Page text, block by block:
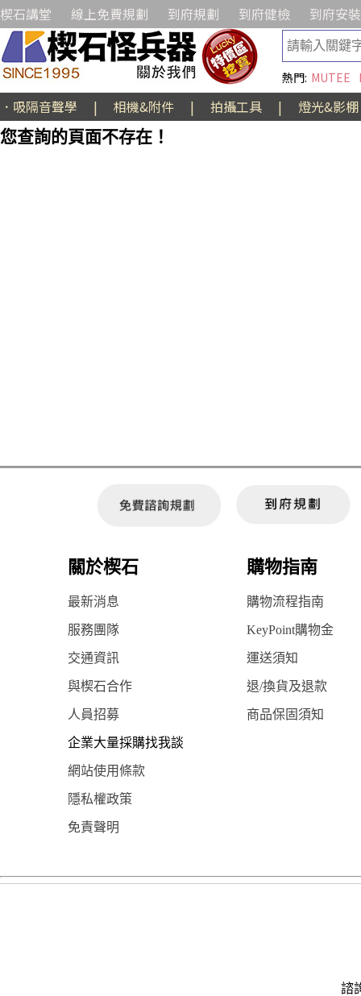
楔石講堂 線上免費規劃 到府規劃 到府健檢 到府安裝
熱門: MUTEE
．吸隔音聲學 | 相機&附件 | 拍攝工具 |
燈光&影棚
您查詢的頁面不存在！
關於楔石 購物指南
最新消息 購物流程指南
服務團隊 KeyPoint購物金
交通資訊 運送須知
與楔石合作 退/換貨及退款
人員招募 商品保固須知
企業大量採購找我談
網站使用條款
隱私權政策
免責聲明
諮